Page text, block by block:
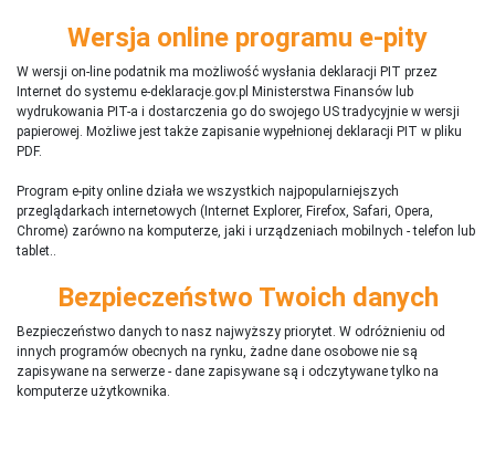
Wersja online programu e-pity
W wersji on-line podatnik ma możliwość wysłania deklaracji PIT przez
Internet do systemu e-deklaracje.gov.pl Ministerstwa Finansów lub
wydrukowania PIT-a i dostarczenia go do swojego US tradycyjnie w wersji
papierowej. Możliwe jest także zapisanie wypełnionej deklaracji PIT w pliku
PDF.
Program e-pity online działa we wszystkich najpopularniejszych
przeglądarkach internetowych (Internet Explorer, Firefox, Safari, Opera,
Chrome) zarówno na komputerze, jaki i urządzeniach mobilnych - telefon lub
tablet..
Bezpieczeństwo Twoich danych
Bezpieczeństwo danych to nasz najwyższy priorytet. W odróżnieniu od
innych programów obecnych na rynku, żadne dane osobowe nie są
zapisywane na serwerze - dane zapisywane są i odczytywane tylko na
komputerze użytkownika.